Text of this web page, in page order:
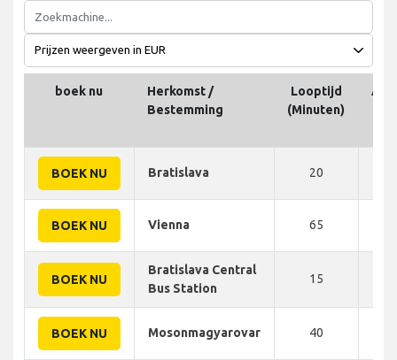
boek nu
Herkomst /
Bestemming
Looptijd
(Minuten)
BOEK NU Bratislava 20
BOEK NU Vienna 65
BOEK NU
Bratislava Central
Bus Station
15
BOEK NU Mosonmagyarovar 40